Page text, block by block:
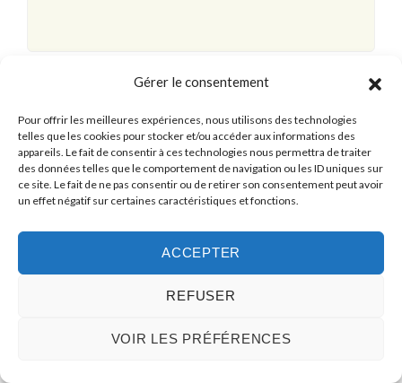
Gérer le consentement
Pour offrir les meilleures expériences, nous utilisons des technologies
telles que les cookies pour stocker et/ou accéder aux informations des
appareils. Le fait de consentir à ces technologies nous permettra de traiter
des données telles que le comportement de navigation ou les ID uniques sur
ce site. Le fait de ne pas consentir ou de retirer son consentement peut avoir
un effet négatif sur certaines caractéristiques et fonctions.
ACCEPTER
REFUSER
VOIR LES PRÉFÉRENCES
© 2026 Plusdimmo, All Rights Reserved.